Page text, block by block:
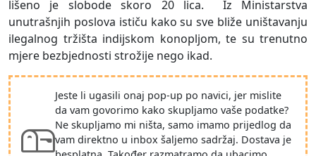
lišeno je slobode skoro 20 lica. Iz Ministarstva
unutrašnjih poslova ističu kako su sve bliže uništavanju
ilegalnog tržišta indijskom konopljom, te su trenutno
mjere bezbjednosti strožije nego ikad.
Jeste li ugasili onaj pop-up po navici, jer mislite
da vam govorimo kako skupljamo vaše podatke?
Ne skupljamo mi ništa, samo imamo prijedlog da
vam direktno u inbox šaljemo sadržaj. Dostava je